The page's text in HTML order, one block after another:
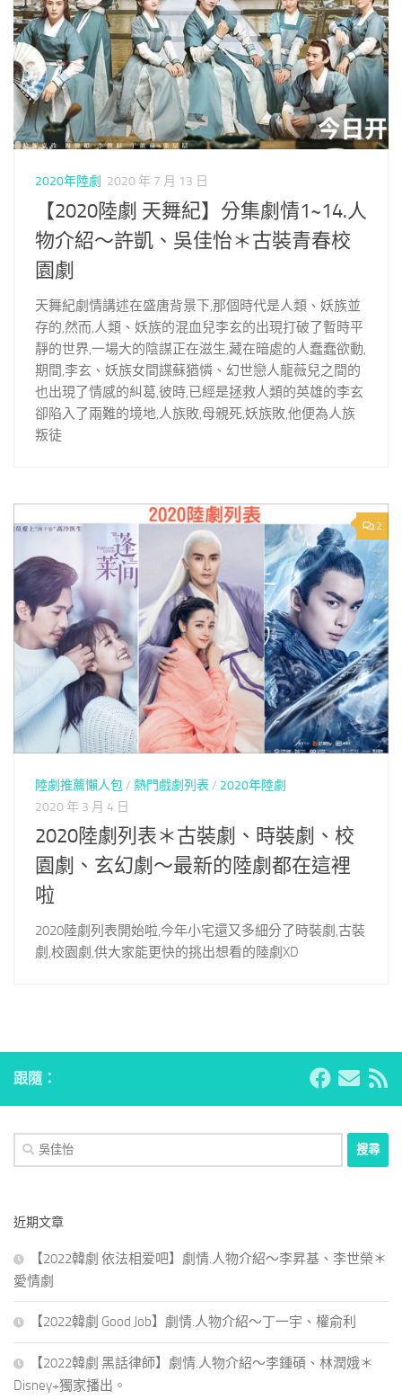
2020年陸劇 2020 年 7 月 13 日
【2020陸劇 天舞紀】分集劇情1~14.人
物介紹～許凱、吳佳怡＊古裝青春校
園劇
天舞紀劇情講述在盛唐背景下,那個時代是人類、妖族並
存的,然而,人類、妖族的混血兒李玄的出現打破了暫時平
靜的世界,一場大的陰謀正在滋生,藏在暗處的人蠢蠢欲動,
期間,李玄、妖族女間諜蘇猶憐、幻世戀人龍薇兒之間的
也出現了情感的糾葛,彼時,已經是拯救人類的英雄的李玄
卻陷入了兩難的境地,人族敗,母親死,妖族敗,他便為人族
叛徒
2
陸劇推薦懶人包/ 熱門戲劇列表 / 2020年陸劇
2020 年 3 月 4 日
2020陸劇列表＊古裝劇、時裝劇、校
園劇、玄幻劇～最新的陸劇都在這裡
啦
2020陸劇列表開始啦,今年小宅還又多細分了時裝劇,古裝
劇,校園劇,供大家能更快的挑出想看的陸劇XD
跟隨：
搜
尋
字:
近期文章
【2022韓劇 依法相爱吧】劇情.人物介紹～李昇基、李世榮＊
愛情劇
【2022韓劇 Good Job】劇情.人物介紹～丁一宇、權俞利
【2022韓劇 黑話律師】劇情.人物介紹～李鍾碩、林潤娥＊
Disney+獨家播出。